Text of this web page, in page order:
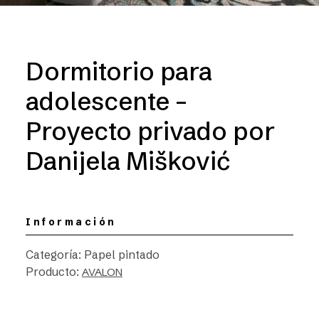
Dormitorio para
adolescente –
Proyecto privado por
Danijela Mišković
Información
Categoría: Papel pintado
Producto: AVALON